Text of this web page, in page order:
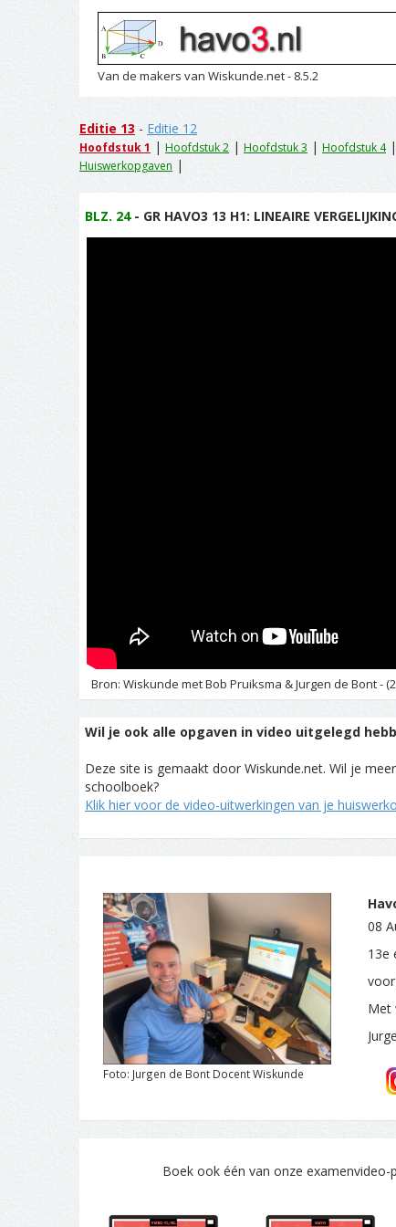
Van de makers van Wiskunde.net - 8.5.2
Editie 13 - Editie 12
Hoofdstuk 1 | Hoofdstuk 2 | Hoofdstuk 3 | Hoofdstuk 4|
Huiswerkopgaven |
BLZ. 24- GR HAVO3 13 H1: LINEAIRE
Bron: Wiskunde met Bob Pruiksma & Jurgen de Bont -
Wil je ook alle opgaven in video uitgelegd
Deze site is gemaakt door Wiskunde.net. Wil je
schoolboek?
Klik hier voor de video-uitwerkingen van je
Foto: Jurgen de Bont Docent Wiskunde
08
13e
Met
Boek ook één van onze